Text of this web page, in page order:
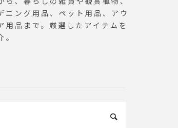
ニング用品、ペット用品、アウ
用品まで。厳選したアイテムを
。